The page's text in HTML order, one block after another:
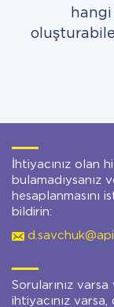
İhtiyacınız olan
bulamadıysanız
hesaplanmasını
bildirin:
Sorularınız varsa
ihtiyacınız